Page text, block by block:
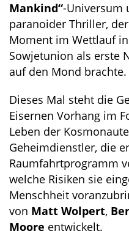
Mankind“-Universum
paranoider Thriller,
Moment im Wettlauf
Sowjetunion als erste
auf den Mond brachte.
Dieses Mal steht die
Eisernen Vorhang im
Leben der
Geheimdienstler, die
Raumfahrtprogramm
welche Risiken sie
Menschheit
von Matt Wolpert,
Moore entwickelt.